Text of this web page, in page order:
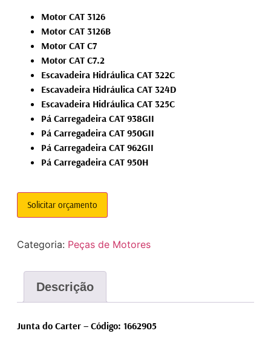
Motor CAT 3126
Motor CAT 3126B
Motor CAT C7
Motor CAT C7.2
Escavadeira Hidráulica CAT 322C
Escavadeira Hidráulica CAT 324D
Escavadeira Hidráulica CAT 325C
Pá Carregadeira CAT 938GII
Pá Carregadeira CAT 950GII
Pá Carregadeira CAT 962GII
Pá Carregadeira CAT 950H
Solicitar orçamento
Categoria: Peças de Motores
Descrição
Junta do Carter – Código: 1662905